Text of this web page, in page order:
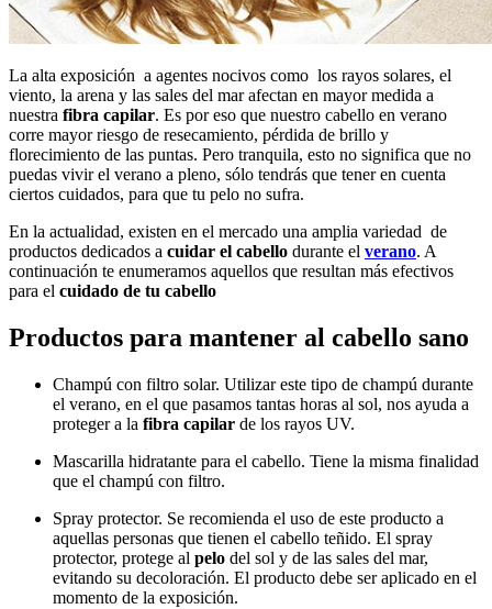
La alta exposición a agentes nocivos como los rayos solares, el
viento, la arena y las sales del mar afectan en mayor medida a
nuestra fibra capilar. Es por eso que nuestro cabello en verano
corre mayor riesgo de resecamiento, pérdida de brillo y
florecimiento de las puntas. Pero tranquila, esto no significa que no
puedas vivir el verano a pleno, sólo tendrás que tener en cuenta
ciertos cuidados, para que tu pelo no sufra.
En la actualidad, existen en el mercado una amplia variedad de
productos dedicados a cuidar el cabello durante el verano. A
continuación te enumeramos aquellos que resultan más efectivos
para el cuidado de tu cabello
Productos para mantener al cabello sano
Champú con filtro solar. Utilizar este tipo de champú durante
el verano, en el que pasamos tantas horas al sol, nos ayuda a
proteger a la fibra capilar de los rayos UV.
Mascarilla hidratante para el cabello. Tiene la misma finalidad
que el champú con filtro.
Spray protector. Se recomienda el uso de este producto a
aquellas personas que tienen el cabello teñido. El spray
protector, protege al pelo del sol y de las sales del mar,
evitando su decoloración. El producto debe ser aplicado en el
momento de la exposición.